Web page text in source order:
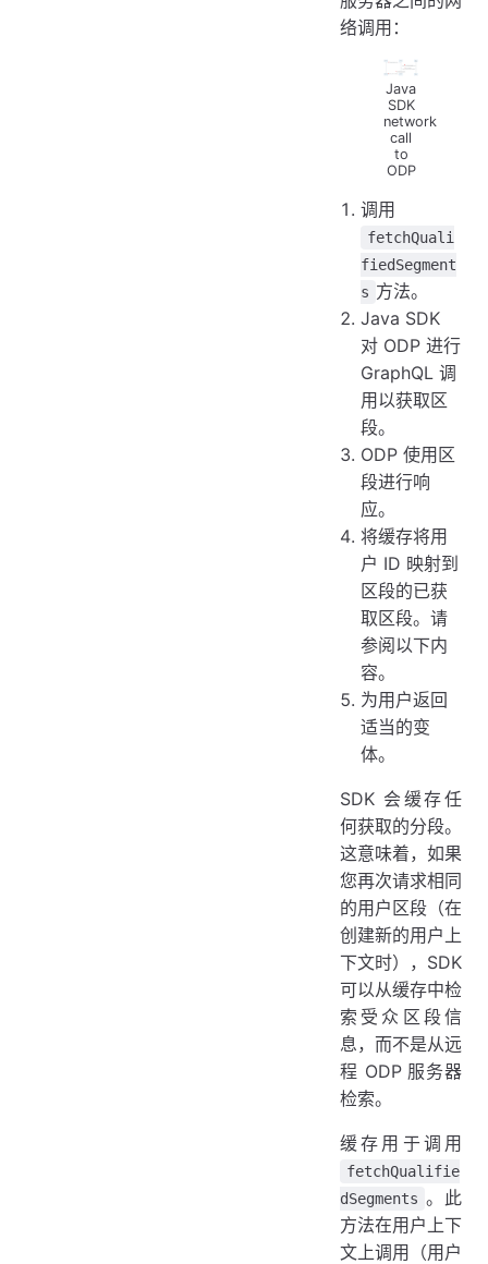
络调用：
Java
SDK
network
call
to
ODP
调用
fetchQuali
fiedSegment
s 方法。
Java SDK
对 ODP 进行
GraphQL 调
用以获取区
段。
ODP 使用区
段进行响
应。
将缓存将用
户 ID 映射到
区段的已获
取区段。请
参阅以下内
容。
为用户返回
适当的变
体。
SDK 会缓存任
何获取的分段。
这意味着，如果
您再次请求相同
的用户区段（在
创建新的用户上
下文时），SDK
可以从缓存中检
索受众区段信
息，而不是从远
程 ODP 服务器
检索。
缓存用于调用
fetchQualifie
dSegments 。此
方法在用户上下
文上调用（用户